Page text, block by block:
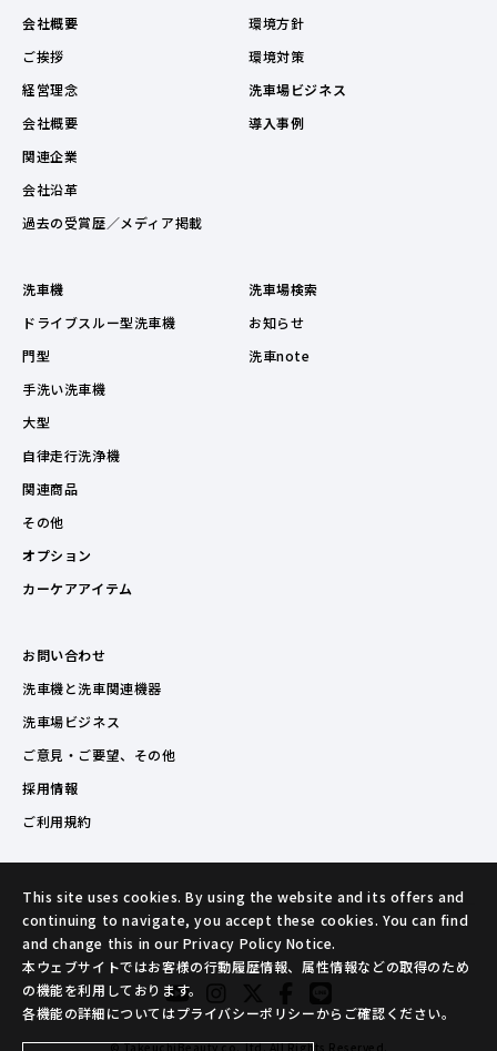
会社概要
ご挨拶
経営理念
会社概要
関連企業
会社沿革
過去の受賞歴／メディア掲載
環境方針
環境対策
洗車場ビジネス
導入事例
洗車機
ドライブスルー型洗車機
門型
手洗い洗車機
大型
自律走行洗浄機
関連商品
その他
オプション
カーケアアイテム
洗車場検索
お知らせ
洗車note
お問い合わせ
洗車機と洗車関連機器
洗車場ビジネス
ご意見・ご要望、その他
採用情報
ご利用規約
© TakeuchiBeauty co.,ltd. All Rights Reserved.
This site uses cookies. By using the website and its offers and
continuing to navigate, you accept these cookies. You can find
and change this in our Privacy Policy Notice.
本ウェブサイトではお客様の行動履歴情報、属性情報などの取得のため
の機能を利用しております。
各機能の詳細についてはプライバシーポリシーからご確認ください。